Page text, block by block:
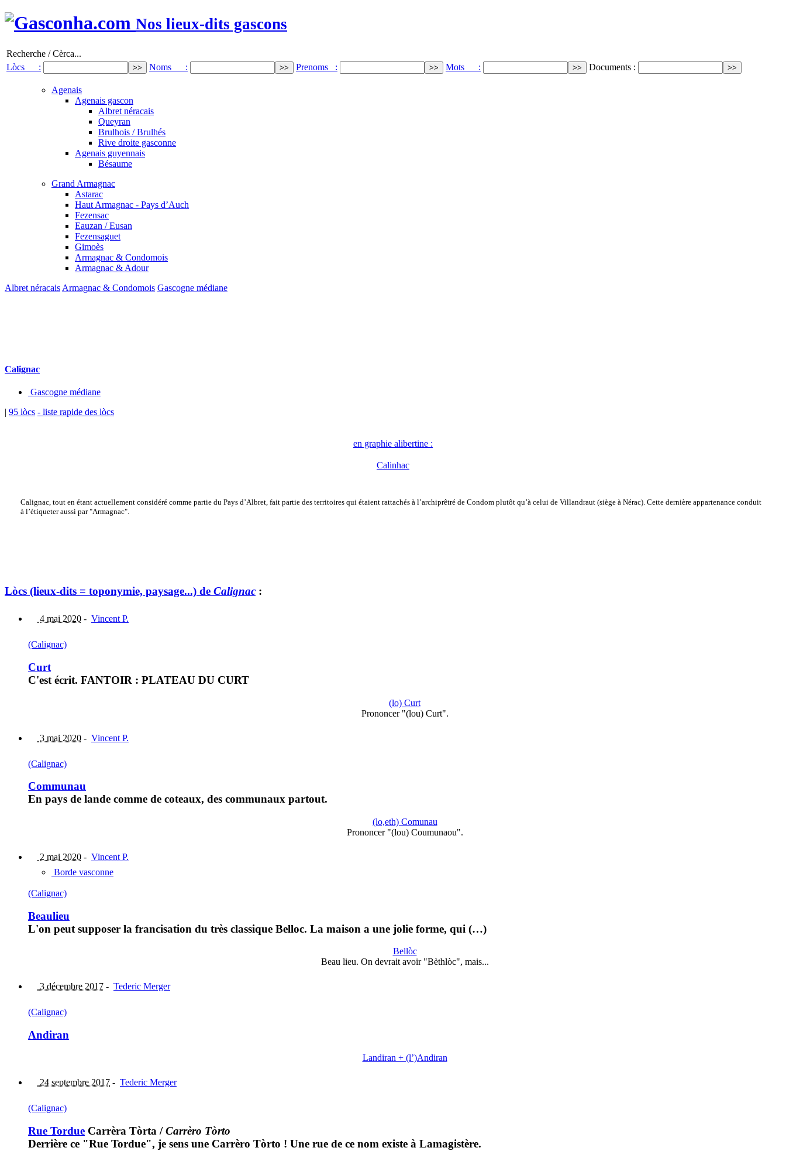
Nos lieux-dits gascons
Recherche / Cèrca...
Lòcs :
Noms : Prenoms : Mots : Documents :
Agenais
Agenais gascon
Albret néracais
Queyran
Brulhois / Brulhés
Rive droite gasconne
Agenais guyennais
Bésaume
Grand Armagnac
Astarac
Haut Armagnac - Pays d’Auch
Fezensac
Eauzan / Eusan
Fezensaguet
Gimoès
Armagnac & Condomois
Armagnac & Adour
Albret néracais Armagnac & Condomois Gascogne médiane
Calignac
Gascogne médiane
| 95 lòcs - liste rapide des lòcs
en graphie alibertine :
Calinhac
Calignac, tout en étant actuellement considéré comme partie du Pays d’Albret, fait partie des territoires qui étaient rattachés à l’archiprêtré de Condom plutôt qu’à celui de Villandraut (siège à Nérac). Cette dernière appartenance conduit
à l’étiqueter aussi par "Armagnac".
Lòcs (lieux-dits = toponymie, paysage...) de Calignac :
4 mai 2020 - Vincent P.
(Calignac)
Curt
C'est écrit. FANTOIR : PLATEAU DU CURT
(lo) Curt
Prononcer "(lou) Curt".
3 mai 2020 - Vincent P.
(Calignac)
Communau
En pays de lande comme de coteaux, des communaux partout.
(lo,eth) Comunau
Prononcer "(lou) Coumunaou".
2 mai 2020 - Vincent P.
Borde vasconne
(Calignac)
Beaulieu
L'on peut supposer la francisation du très classique Belloc. La maison a une jolie forme, qui (…)
Bellòc
Beau lieu. On devrait avoir "Bèthlòc", mais...
3 décembre 2017 - Tederic Merger
(Calignac)
Andiran
Landiran + (l’)Andiran
24 septembre 2017 - Tederic Merger
(Calignac)
Rue Tordue Carrèra Tòrta /Carrèro Tòrto
Derrière ce "Rue Tordue", je sens une Carrèro Tòrto ! Une rue de ce nom existe à Lamagistère.